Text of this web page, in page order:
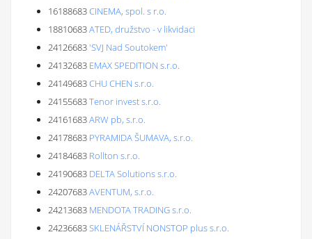
16188683CINEMA, spol. s r.o.
18810683ATED, družstvo - v likvidaci
24126683'SVJ Nad Soutokem'
24132683 EMAX SPEDITION s.r.o.
24149683CHU CHEN s.r.o.
24155683Tenor invest s.r.o.
24161683ARW pb, s.r.o.
24178683 PYRAMIDA ŠUMAVA, s.r.o.
24184683 Rollton s.r.o.
24190683 DELTA Solutions s.r.o.
24207683AVENTUM, s.r.o.
24213683 MENDOTA TRADING s.r.o.
24236683SKLENÁŘSTVÍ NONSTOP plus s.r.o.